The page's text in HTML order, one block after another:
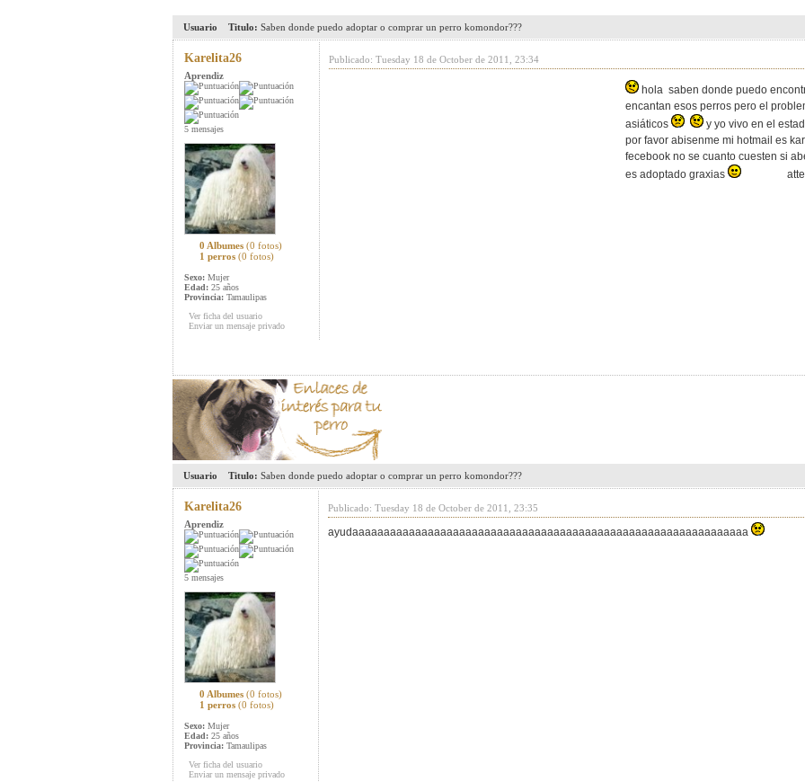
Usuario Titulo: Saben donde puedo adoptar o comprar un perro komondor???
Karelita26
Aprendiz
5 mensajes
0 Albumes (0 fotos)
1 perros (0 fotos)
Sexo: Mujer
Edad: 25 años
Provincia: Tamaulipas
Ver ficha del usuario
Enviar un mensaje privado
Publicado: Tuesday 18 de October de 2011, 23:34
hola saben donde puedo
encantan esos perros pero el
asiáticos
y yo vivo en el
por favor abisenme mi hotmail es
fecebook no se cuanto cuesten si
es adoptado graxias
atte.
Usuario Titulo: Saben donde puedo adoptar o comprar un perro komondor???
Karelita26
Aprendiz
5 mensajes
0 Albumes (0 fotos)
1 perros (0 fotos)
Sexo: Mujer
Edad: 25 años
Provincia: Tamaulipas
Ver ficha del usuario
Enviar un mensaje privado
Publicado: Tuesday 18 de October de 2011, 23:35
ayudaaaaaaaaaaaaaaaaaaaaaaaaaaaaaaaaaaaaaaaaaaaaaaaaaaaaaaaaaaaaaaa